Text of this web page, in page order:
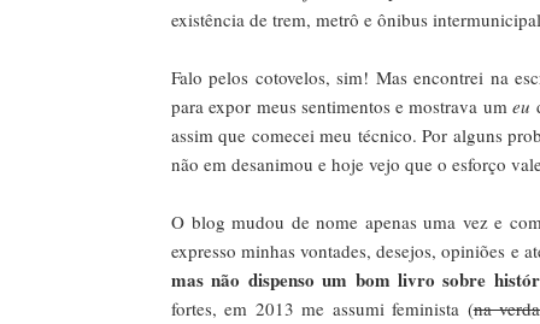
existência de trem, metrô e ônibus
Falo pelos cotovelos, sim! Mas encontrei na
para expor meus sentimentos e mostrava um eu
assim que comecei meu técnico. Por alguns
não em desanimou e hoje vejo que o esforço
O blog mudou de nome apenas uma vez e
expresso minhas vontades, desejos, opiniões e
mas não dispenso um bom livro sobre
fortes, em 2013 me assumi feminista (na